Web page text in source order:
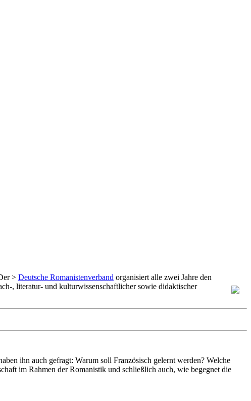
> Deutsche Romanistenverband organisiert alle zwei Jahre den
, literatur- und kulturwissenschaftlicher sowie didaktischer
ihn auch gefragt: Warum soll Französisch gelernt werden? Welche
im Rahmen der Romanistik und schließlich auch, wie begegnet die